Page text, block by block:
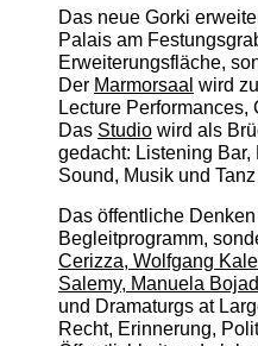
Das neue Gorki
Palais am
Erweiterungsfläche,
Der Marmorsaal wird
Lecture Performances,
Das Studiowird als
gedacht: Listening
Sound, Musik und
Das öffentliche
Begleitprogramm,
Cerizza, Wolfgang
Salemy, Manuela
und Dramaturgs at
Recht, Erinnerung,